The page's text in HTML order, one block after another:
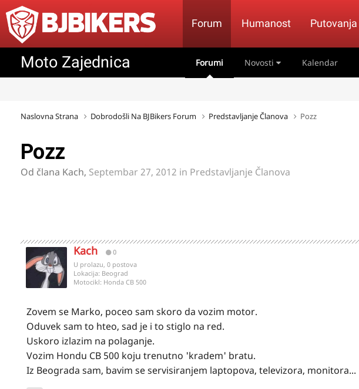
Forum Humanost Putovanja
Moto Zajednica Forumi Novosti Kalendar
Naslovna Strana Dobrodošli Na BJBikers Forum Predstavljanje Članova Pozz
Pozz
Od člana Kach, Septembar 27, 2012 in Predstavljanje Članova
Kach 0
U prolazu, 0 postova
Lokacija: Beograd
Motocikl: Honda CB 500
Zovem se Marko, poceo sam skoro da vozim motor.
Oduvek sam to hteo, sad je i to stiglo na red.
Uskoro izlazim na polaganje.
Vozim Hondu CB 500 koju trenutno 'kradem' bratu.
Iz Beograda sam, bavim se servisiranjem laptopova, televizora, monitora...